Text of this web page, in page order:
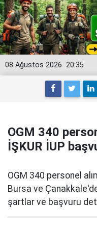
20:35
08 Ağustos 2026
OGM 340
İŞKUR İUP
OGM 340 personel
Bursa ve
şartlar ve başvuru